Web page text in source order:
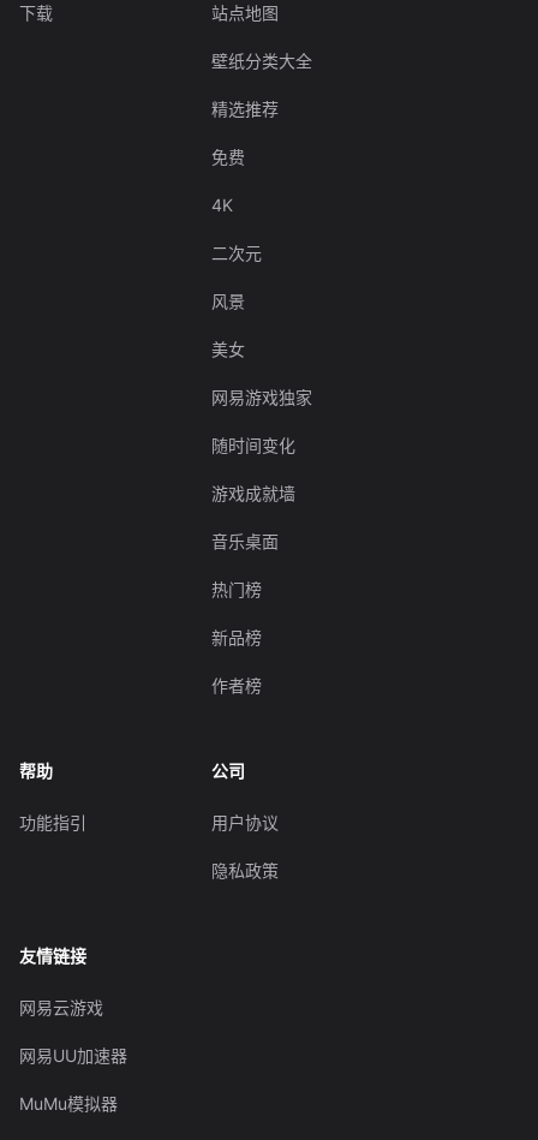
下载 站点地图
壁纸分类大全
精选推荐
免费
4K
二次元
风景
美女
网易游戏独家
随时间变化
游戏成就墙
音乐桌面
热门榜
新品榜
作者榜
帮助
功能指引
公司
用户协议
隐私政策
友情链接
网易云游戏
网易UU加速器
MuMu模拟器